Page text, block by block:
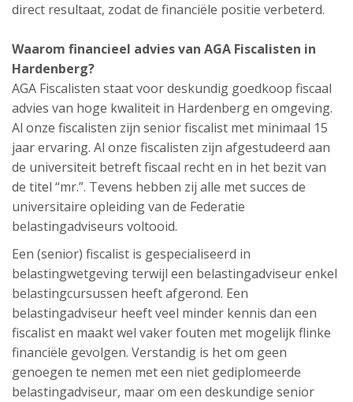
direct resultaat, zodat de financiële positie verbeterd.
Waarom financieel advies van AGA Fiscalisten in
Hardenberg?
AGA Fiscalisten staat voor deskundig goedkoop fiscaal
advies van hoge kwaliteit in Hardenberg en omgeving.
Al onze fiscalisten zijn senior fiscalist met minimaal 15
jaar ervaring. Al onze fiscalisten zijn afgestudeerd aan
de universiteit betreft fiscaal recht en in het bezit van
de titel “mr.”. Tevens hebben zij alle met succes de
universitaire opleiding van de Federatie
belastingadviseurs voltooid.
Een (senior) fiscalist is gespecialiseerd in
belastingwetgeving terwijl een belastingadviseur enkel
belastingcursussen heeft afgerond. Een
belastingadviseur heeft veel minder kennis dan een
fiscalist en maakt wel vaker fouten met mogelijk flinke
financiële gevolgen. Verstandig is het om geen
genoegen te nemen met een niet gediplomeerde
belastingadviseur, maar om een deskundige senior